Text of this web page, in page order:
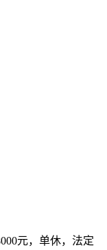
元，单休，法定